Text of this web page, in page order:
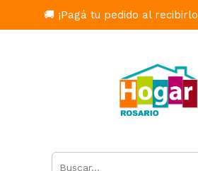
🚚 ¡Pagá tu pedido al